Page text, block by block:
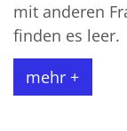
mit anderen
finden es leer.
mehr +